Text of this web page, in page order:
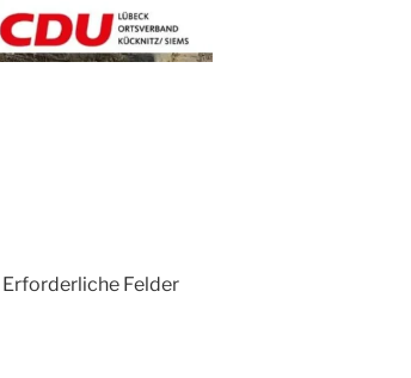
Erforderliche Felder